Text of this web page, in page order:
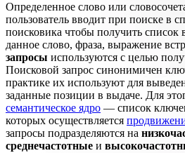
Определенное слово или
пользователь вводит при поиске в
поисковика чтобы получить список
данное слово, фраза, выражение
запросы используются с целью
Поисковой запрос синонимичен
практике их используют для
заданные позиции в выдаче. Для
семантическое ядро — список
которых осуществляется
запросы подразделяются на
среднечастотные и